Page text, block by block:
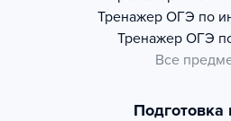
Тренажер ОГЭ по
Тренажер ОГЭ
Все
Подготовка